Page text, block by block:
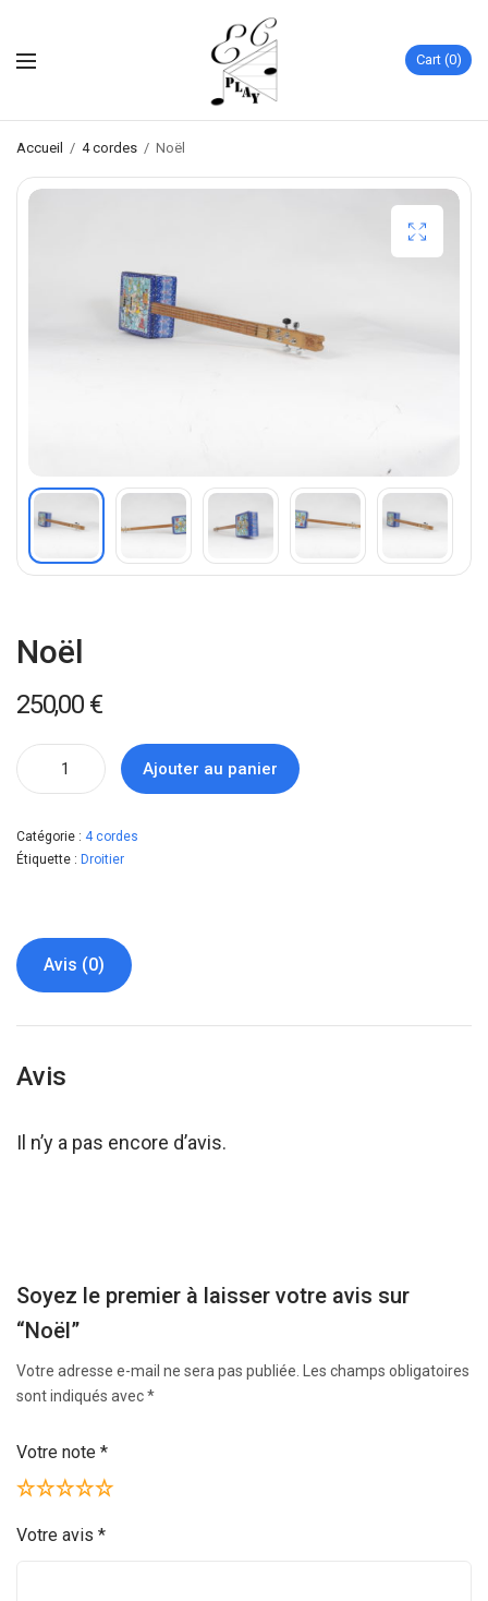
Cart 0
Accueil / 4 cordes / Noël
Noël
250,00 €
Ajouter au panier
Catégorie : 4 cordes
Étiquette : Droitier
Avis (0)
Avis
Il n’y a pas encore d’avis.
Soyez le premier à laisser votre avis sur
“Noël”
Votre adresse e-mail ne sera pas publiée. Les champs obligatoires
sont indiqués avec*
Votre note *
Votre avis*